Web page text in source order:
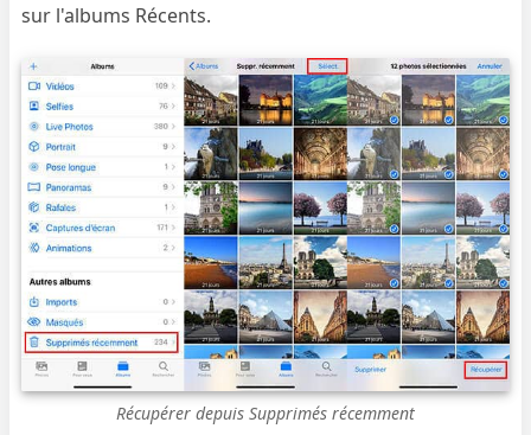
sur l'albums Récents.
Récupérer depuis Supprimés récemment